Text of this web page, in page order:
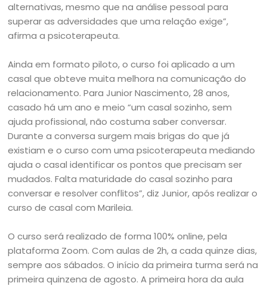
alternativas, mesmo que na análise pessoal para
superar as adversidades que uma relação exige”,
afirma a psicoterapeuta.
Ainda em formato piloto, o curso foi aplicado a um
casal que obteve muita melhora na comunicação do
relacionamento. Para Junior Nascimento, 28 anos,
casado há um ano e meio “um casal sozinho, sem
ajuda profissional, não costuma saber conversar.
Durante a conversa surgem mais brigas do que já
existiam e o curso com uma psicoterapeuta mediando
ajuda o casal identificar os pontos que precisam ser
mudados. Falta maturidade do casal sozinho para
conversar e resolver conflitos”, diz Junior, após realizar o
curso de casal com Marileia.
O curso será realizado de forma 100% online, pela
plataforma Zoom. Com aulas de 2h, a cada quinze dias,
sempre aos sábados. O início da primeira turma será na
primeira quinzena de agosto. A primeira hora da aula